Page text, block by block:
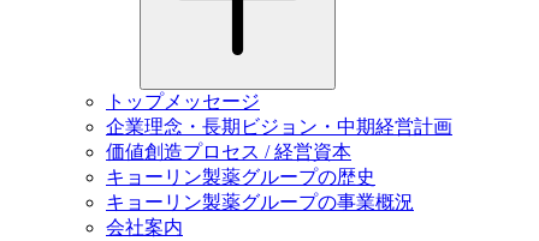
トップメッセージ
企業理念・長期ビジョン・中期経営計画
価値創造プロセス / 経営資本
キョーリン製薬グループの歴史
キョーリン製薬グループの事業概況
会社案内